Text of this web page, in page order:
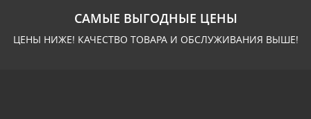
САМЫЕ ВЫГОДНЫЕ ЦЕНЫ
ЦЕНЫ НИЖЕ! КАЧЕСТВО ТОВАРА И ОБСЛУЖИВАНИЯ ВЫШЕ!